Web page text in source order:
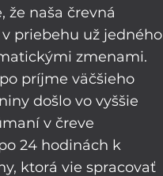
že naša črevná
priebehu už jedného
zmenami.
príjme väčšieho
došlo vo vyššie
v čreve
24 hodinách k
ktorá vie spracovať